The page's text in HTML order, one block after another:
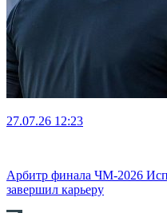
27.07.26 12:23
Арбитр финала ЧМ-2026
завершил карьеру